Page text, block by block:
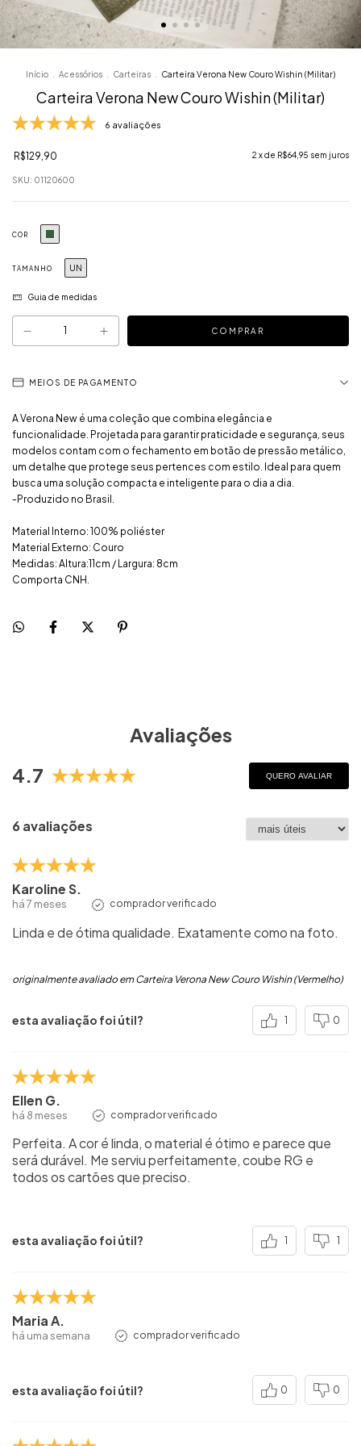
Início Acessórios Carteiras Carteira Verona New Couro Wishin (Militar)
Carteira Verona New Couro Wishin (Militar)
6 avaliações
R$129,90 2 x de R$64,95 sem juros
SKU: 01120600
COR
TAMANHO UN
Guia de medidas
MEIOS DE PAGAMENTO
A Verona New é uma coleção que combina elegância e
funcionalidade. Projetada para garantir praticidade e segurança, seus
modelos contam com o fechamento em botão de pressão metálico,
um detalhe que protege seus pertences com estilo. Ideal para quem
busca uma solução compacta e inteligente para o dia a dia.
-Produzido no Brasil.
Material Interno: 100% poliéster
Material Externo: Couro
Medidas: Altura:11cm / Largura: 8cm
Comporta CNH.
Avaliações
4.7
QUERO AVALIAR
6 avaliações
Karoline S.
há 7 meses comprador verificado
Linda e de ótima qualidade. Exatamente como na foto.
originalmente avaliado em Carteira Verona New Couro Wishin (Vermelho)
esta avaliação foi útil? 1 0
Ellen G.
há 8 meses comprador verificado
Perfeita. A cor é linda, o material é ótimo e parece que
será durável. Me serviu perfeitamente, coube RG e
todos os cartões que preciso.
esta avaliação foi útil? 1 1
Maria A.
há uma semana comprador verificado
esta avaliação foi útil? 0 0